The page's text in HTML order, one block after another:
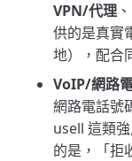
VPN/代理
供的是真實
地），配合
VoIP/網路
網路電話號
usell 這類
的是，「拒